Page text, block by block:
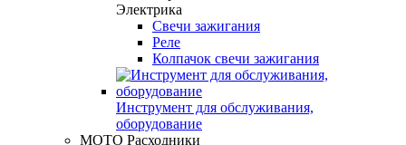
Электрика
Свечи зажигания
Реле
Колпачок свечи зажигания
Инструмент для обслуживания,
оборудование
МОТО Расходники